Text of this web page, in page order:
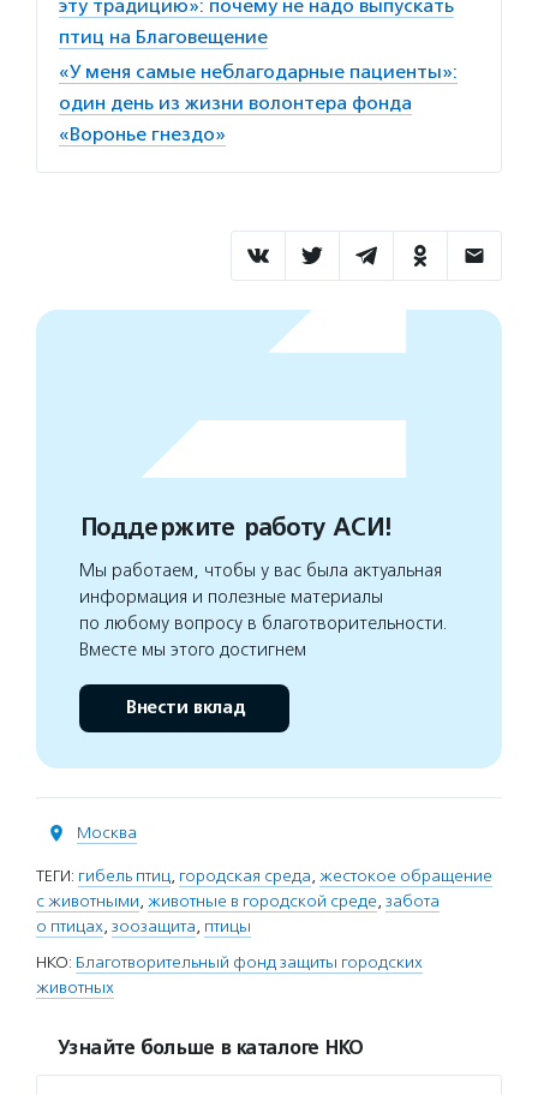
эту традицию»: почему не надо выпускать
птиц на Благовещение
«У меня самые неблагодарные пациенты»:
один день из жизни волонтера фонда
«Воронье гнездо»
Поддержите работу АСИ!
Мы работаем, чтобы у вас была актуальная
информация и полезные материалы
по любому вопросу в благотворительности.
Вместе мы этого достигнем
Внести вклад
Москва
ТЕГИ: гибель птиц, городская среда, жестокое обращение
с животными, животные в городской среде, забота
о птицах, зоозащита, птицы
НКО: Благотворительный фонд защиты городских
животных
Узнайте больше в каталоге НКО